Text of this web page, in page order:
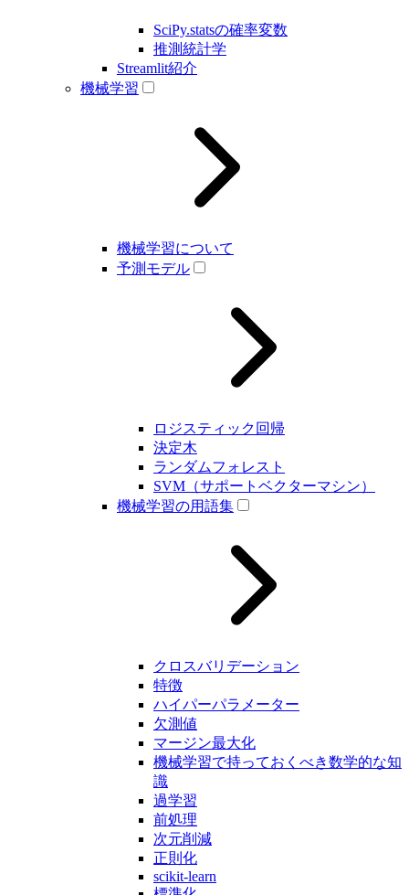
SciPy.statsの確率変数
推測統計学
Streamlit紹介
機械学習
機械学習について
予測モデル
ロジスティック回帰
決定木
ランダムフォレスト
SVM（サポートベクターマシン）
機械学習の用語集
クロスバリデーション
特徴
ハイパーパラメーター
欠測値
マージン最大化
機械学習で持っておくべき数学的な知
識
過学習
前処理
次元削減
正則化
scikit-learn